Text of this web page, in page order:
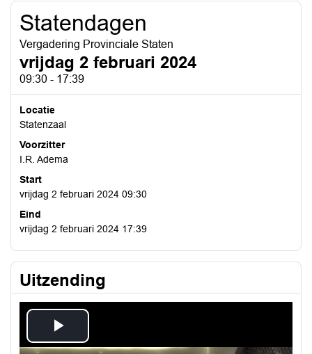
Statendagen
Vergadering Provinciale Staten
vrijdag 2 februari 2024
09:30 - 17:39
Locatie
Statenzaal
Voorzitter
I.R. Adema
Start
vrijdag 2 februari 2024 09:30
Eind
vrijdag 2 februari 2024 17:39
Uitzending
Play